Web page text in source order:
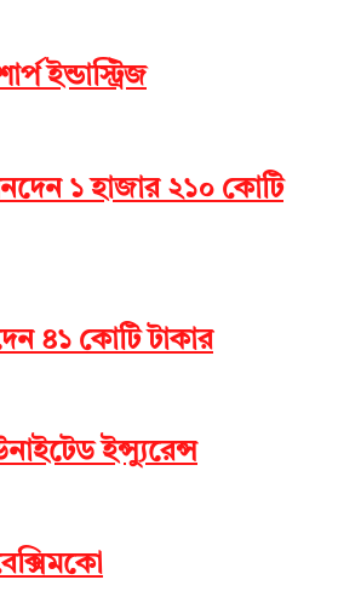
ইন্ডাস্ট্রিজ
১ হাজার ২১০ কোটি
৪১ কোটি টাকার
ইন্স্যুরেন্স